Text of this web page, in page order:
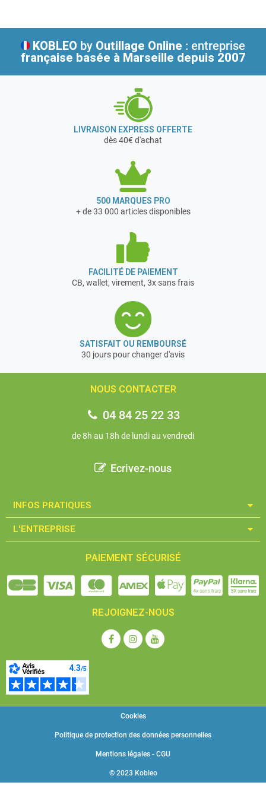
professionnelle ou de bricoleurs chevronnés.
En 1997, l’association de MECAFER au groupe NUAIR, 1er
fabricant mondial de compresseurs à pistons, permet à
l’entreprise d’amplifier sa vocation : offrir le meilleur
service par des produits innovants et économiques.
En février 2017, MECAFER a acquis la société DOMAC
basée à Vierzon dans le Cher (18)
Cette société commercialise des groupes électrogènes,
des compresseurs d'air et des postes de soudage aux
grandes surfaces de bricolage et grandes surfaces
KOBLEO by Outillage Online : entreprise
française basée à Marseille depuis 2007
LIVRAISON EXPRESS OFFERTE
dès 40€ d'achat
500 MARQUES PRO
+ de 33 000 articles disponibles
FACILITÉ DE PAIEMENT
CB, wallet, virement, 3x sans frais
SATISFAIT OU REMBOURSÉ
30 jours pour changer d'avis
NOUS CONTACTER
04 84 25 22 33
de 8h au 18h de lundi au vendredi
Ecrivez-nous
INFOS PRATIQUES​
L'ENTREPRISE​
PAIEMENT SÉCURISÉ
REJOIGNEZ-NOUS
© 2023 Kobleo
Mentions légales - CGU
Politique de protection des données personnelles
Cookies